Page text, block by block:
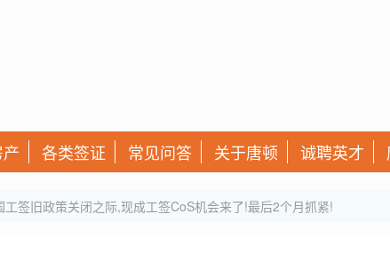
各类签证 常见问答 关于唐顿 诚聘英才
工签旧政策关闭之际,现成工签CoS机会来了!最后2个月抓紧!